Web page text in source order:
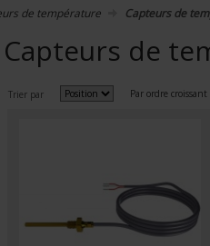
de température Capteurs de
Capteurs de
Trier par Par ordre croissant